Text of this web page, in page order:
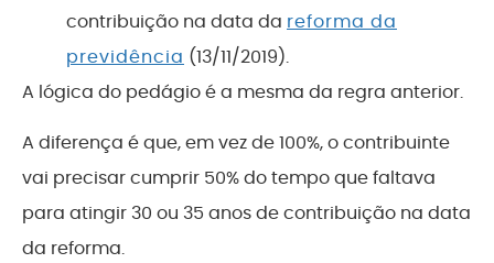
contribuição na data da reforma da
previdência (13/11/2019).
A lógica do pedágio é a mesma da regra anterior.
A diferença é que, em vez de 100%, o contribuinte
vai precisar cumprir 50% do tempo que faltava
para atingir 30 ou 35 anos de contribuição na data
da reforma.